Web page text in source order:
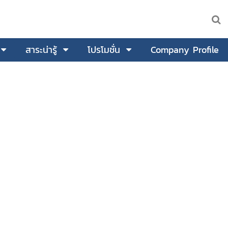
สาระน่ารู้ โปรโมชั่น Company Profile